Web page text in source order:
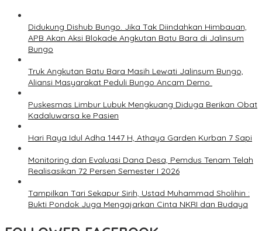
Didukung Dishub Bungo. Jika Tak Diindahkan Himbauan,
APB Akan Aksi Blokade Angkutan Batu Bara di Jalinsum
Bungo
Truk Angkutan Batu Bara Masih Lewati Jalinsum Bungo,
Aliansi Masyarakat Peduli Bungo Ancam Demo
Puskesmas Limbur Lubuk Mengkuang Diduga Berikan Obat
Kadaluwarsa ke Pasien
Hari Raya Idul Adha 1447 H, Athaya Garden Kurban 7 Sapi
Monitoring dan Evaluasi Dana Desa, Pemdus Tenam Telah
Realisasikan 72 Persen Semester I 2026
Tampilkan Tari Sekapur Sirih, Ustad Muhammad Sholihin :
Bukti Pondok Juga Mengajarkan Cinta NKRI dan Budaya